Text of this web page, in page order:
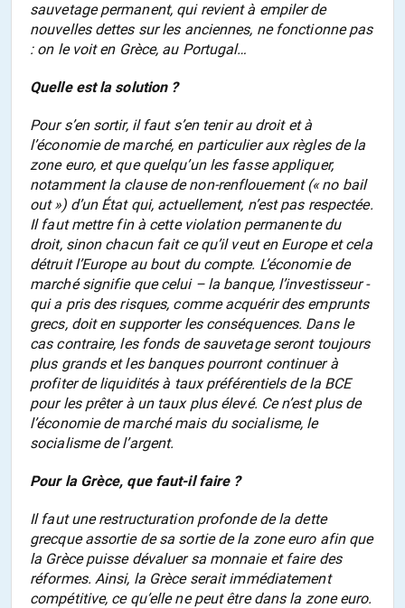
sauvetage permanent, qui revient à empiler de
nouvelles dettes sur les anciennes, ne fonctionne pas
: on le voit en Grèce, au Portugal…
Quelle est la solution ?
Pour s’en sortir, il faut s’en tenir au droit et à
l’économie de marché, en particulier aux règles de la
zone euro, et que quelqu’un les fasse appliquer,
notamment la clause de non-renflouement (« no bail
out ») d’un État qui, actuellement, n’est pas respectée.
Il faut mettre fin à cette violation permanente du
droit, sinon chacun fait ce qu’il veut en Europe et cela
détruit l’Europe au bout du compte. L’économie de
marché signifie que celui – la banque, l’investisseur -
qui a pris des risques, comme acquérir des emprunts
grecs, doit en supporter les conséquences. Dans le
cas contraire, les fonds de sauvetage seront toujours
plus grands et les banques pourront continuer à
profiter de liquidités à taux préférentiels de la BCE
pour les prêter à un taux plus élevé. Ce n’est plus de
l’économie de marché mais du socialisme, le
socialisme de l’argent.
Pour la Grèce, que faut-il faire ?
Il faut une restructuration profonde de la dette
grecque assortie de sa sortie de la zone euro afin que
la Grèce puisse dévaluer sa monnaie et faire des
réformes. Ainsi, la Grèce serait immédiatement
compétitive, ce qu’elle ne peut être dans la zone euro.